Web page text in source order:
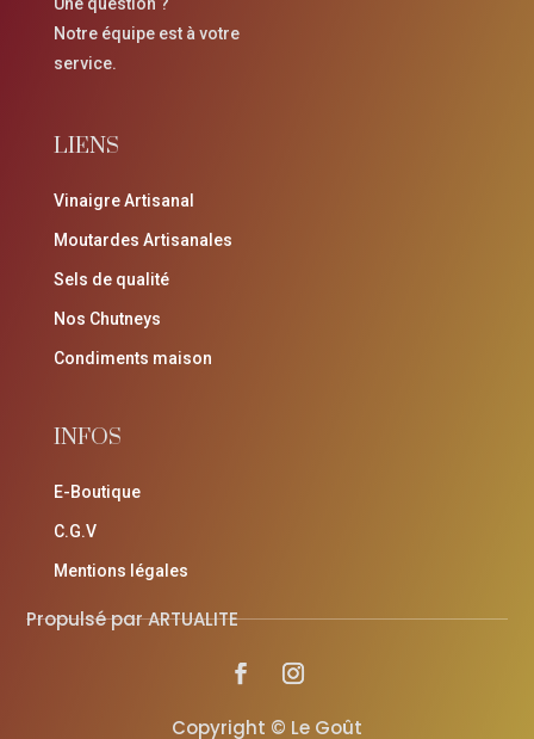
Une question ?
Notre équipe est à votre
service.
LIENS
Vinaigre Artisanal
Moutardes Artisanales
Sels de qualité
Nos Chutneys
Condiments maison
INFOS
E-Boutique
C.G.V
Mentions légales
Propulsé par ARTUALITE
Copyright © Le Goût